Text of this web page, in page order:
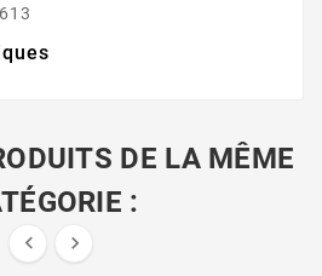
DE LA MÊME
:
 